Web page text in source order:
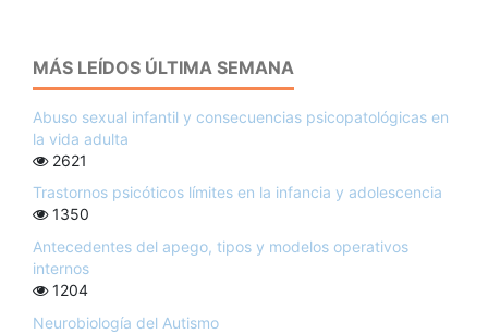
MÁS LEÍDOS ÚLTIMA SEMANA
Abuso sexual infantil y consecuencias psicopatológicas en
la vida adulta
2621
Trastornos psicóticos límites en la infancia y adolescencia
1350
Antecedentes del apego, tipos y modelos operativos
internos
1204
Neurobiología del Autismo